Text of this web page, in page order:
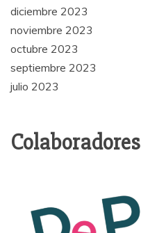
diciembre 2023
noviembre 2023
octubre 2023
septiembre 2023
julio 2023
Colaboradores